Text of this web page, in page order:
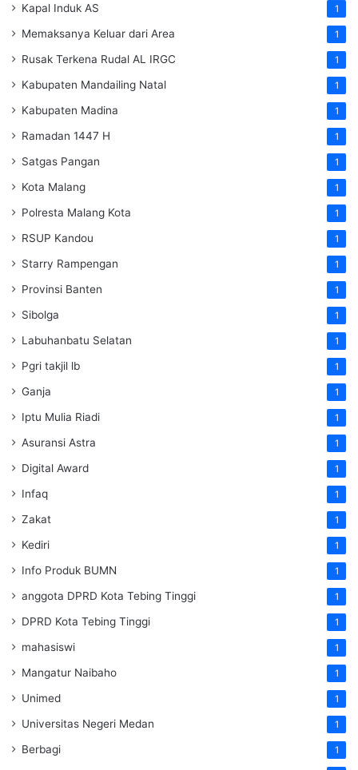
Kapal Induk AS 1
Memaksanya Keluar dari Area 1
Rusak Terkena Rudal AL IRGC 1
Kabupaten Mandailing Natal 1
Kabupaten Madina 1
Ramadan 1447 H 1
Satgas Pangan 1
Kota Malang 1
Polresta Malang Kota 1
RSUP Kandou 1
Starry Rampengan 1
Provinsi Banten 1
Sibolga 1
Labuhanbatu Selatan 1
Pgri takjil lb 1
Ganja 1
Iptu Mulia Riadi 1
Asuransi Astra 1
Digital Award 1
Infaq 1
Zakat 1
Kediri 1
Info Produk BUMN 1
anggota DPRD Kota Tebing Tinggi 1
DPRD Kota Tebing Tinggi 1
mahasiswi 1
Mangatur Naibaho 1
Unimed 1
Universitas Negeri Medan 1
Berbagi 1